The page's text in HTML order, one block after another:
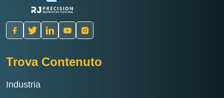
Trova Contenuto
Industria